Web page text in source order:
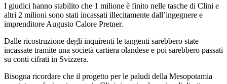
I giudici hanno stabilito che 1 milione è finito nelle tasche di Clini e
altri 2 milioni sono stati incassati illecitamente dall’ingegnere e
imprenditore Augusto Calore Pretner.
Dalle ricostruzione degli inquirenti le tangenti sarebbero state
incassate tramite una società cartiera olandese e poi sarebbero passati
su conti cifrati in Svizzera.
Bisogna ricordare che il progetto per le paludi della Mesopotamia